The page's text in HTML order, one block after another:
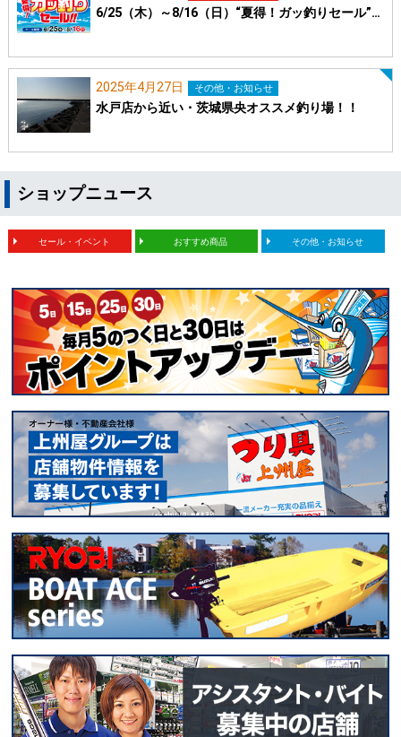
6/25（木）～8/16（日）“夏得！ガッ釣りセール”…
2025年4月27日 その他・お知らせ
水戸店から近い・茨城県央オススメ釣り場！！
ショップニュース
セール・イベント おすすめ商品 その他・お知らせ